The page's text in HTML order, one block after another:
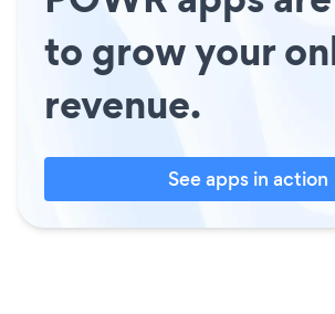
to grow your
revenue.
See apps in action